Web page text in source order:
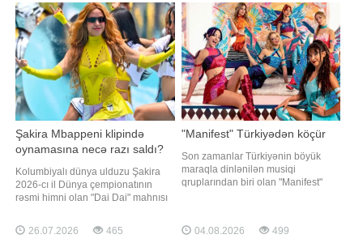
qaydasındadır, sağ-salamatdır.
Ölməyib. Yaxın vaxtlarda Elşad özü
də bununla bağlı açıqlam
xüsusi diqqət yetiriblər. Onun çıxışı
birmənalı qarşılanmayıb: bir qrup
istifadəçi ulduzun fikirlərini
dəstəkləs
Şakira Mbappeni klipində
oynamasına necə razı saldı?
Kolumbiyalı dünya ulduzu Şakira
2026-cı il Dünya çempionatının
rəsmi himni olan "Dai Dai" mahnısı
birinə çevrilib. xarici mediaya
istinadən xəbər verir ki, mahnının
26.07.2026 465
"Manifest" Türkiyədən köçür
Son zamanlar Türkiyənin böyük
maraqla dinlənilən musiqi
qruplarından biri olan "Manifest"
qrupun qurucusu Tolga Akış
04.08.2026 499